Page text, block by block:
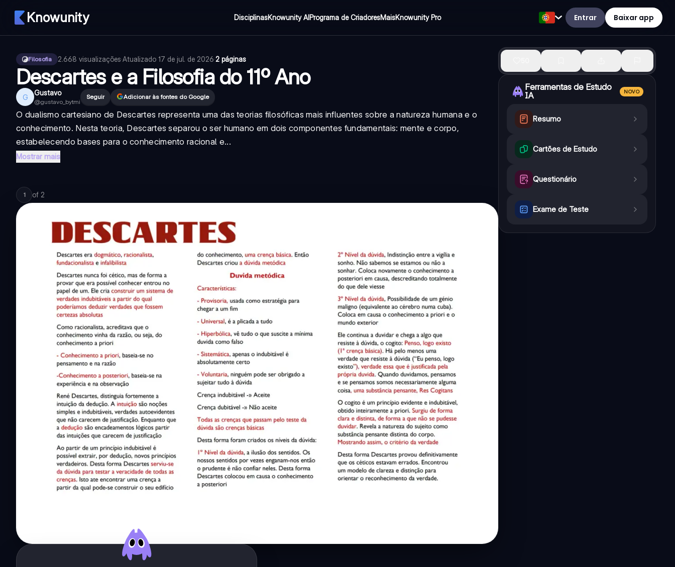
Knowunity DisciplinasKnowunity AIPrograma de CriadoresMaisKnowunity Pro Entrar Baixar app
Filosofia 2.668 visualizações·Atualizado 17 de jul. de 2026·2 páginas
Descartes e a Filosofia do 11º Ano
G Gustavo
@gustavo_bytmi
Seguir Adicionar às fontes do Google
O dualismo cartesiano de Descartes representa uma das teorias filosóficas mais influentes sobre a natureza humana e o
conhecimento. Nesta teoria, Descartes separou o ser humano em dois componentes fundamentais: mente e corpo,
estabelecendo bases para o conhecimento racional e...
Mostrar mais
1 of 2
Ferramentas de Estudo
IA
NOVO
Resumo
Cartões de Estudo
Questionário
Exame de Teste